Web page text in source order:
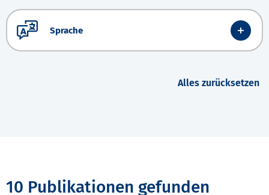
Sprache
Alles zurücksetzen
10 Publikationen gefunden